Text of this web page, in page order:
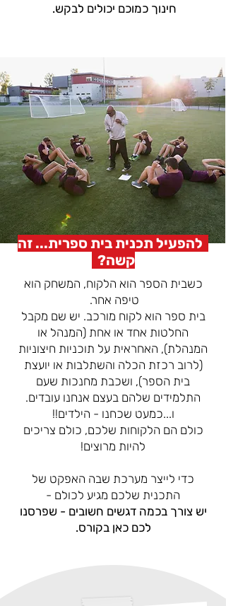
חינוך כמוכם יכולים לבקש.
להפעיל תכנית בית ספרית... זה
קשה?
כשבית הספר הוא הלקוח, המשחק הוא
טיפה אחר.
בית ספר הוא לקוח מורכב. יש שם מקבל
החלטות אחד או אחת (המנהל או
המנהלת), האחראית על תוכניות חיצוניות
(לרוב רכזת הכלה והשתלבות או יועצת
בית הספר), ושכבת מחנכות שעם
התלמידים שלהם בעצם אנחנו עובדים.
ו...כמעט שכחנו - הילדים!!
כולם הם הלקוחות שלכם, כולם צריכים
להיות מרוצים!
כדי לייצר מערכת שבה האפקט של
התכנית שלכם מגיע לכולם -
יש צורך בכמה דגשים חשובים - שפרסנו
לכם כאן בקורס.